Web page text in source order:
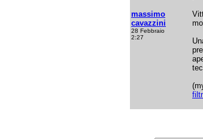
massimo
cavazzini
28 Febbraio
2:27